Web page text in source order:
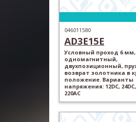
046011580
AD3E15E
Условный проход 6 мм,
одномагнитный,
двухпозиционный,
возврат золотника в
положение. Варианты
напряжения: 12DC, 24DC,
220AC